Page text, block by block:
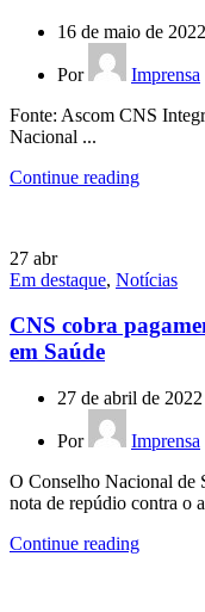
16 de maio de 2022
Por
Imprensa
Fonte: Ascom CNS
Nacional ...
Continue reading
27 abr
Em destaque, Notícias
CNS cobra
em Saúde
27 de abril de 2022
Por
Imprensa
O Conselho Nacional de
nota de repúdio contra o
Continue reading